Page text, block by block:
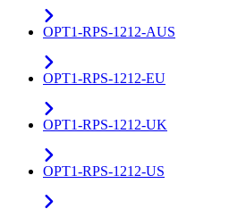
OPT1-RPS-1212-AUS
OPT1-RPS-1212-EU
OPT1-RPS-1212-UK
OPT1-RPS-1212-US